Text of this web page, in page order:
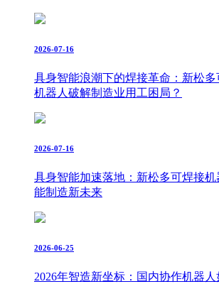
2026-07-16
具身智能浪潮下的焊接革命：新松
机器人破解制造业用工困局？
2026-07-16
具身智能加速落地：新松多可焊接机
能制造新未来
2026-06-25
2026年智造新坐标：国内协作机器